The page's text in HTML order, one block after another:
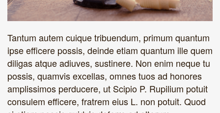
Tantum autem cuique tribuendum, primum quantum
ipse efficere possis, deinde etiam quantum ille quem
diligas atque adiuves, sustinere. Non enim neque tu
possis, quamvis excellas, omnes tuos ad honores
amplissimos perducere, ut Scipio P. Rupilium potuit
consulem efficere, fratrem eius L. non potuit. Quod